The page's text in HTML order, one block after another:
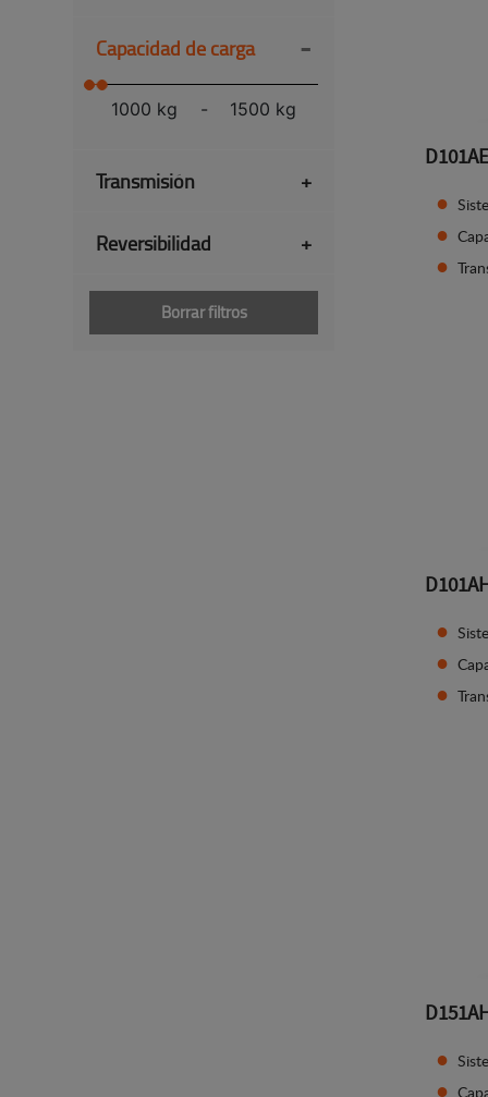
Capacidad de carga -
1000 kg - 1500 kg
Transmisión +
Reversibilidad +
Borrar filtros